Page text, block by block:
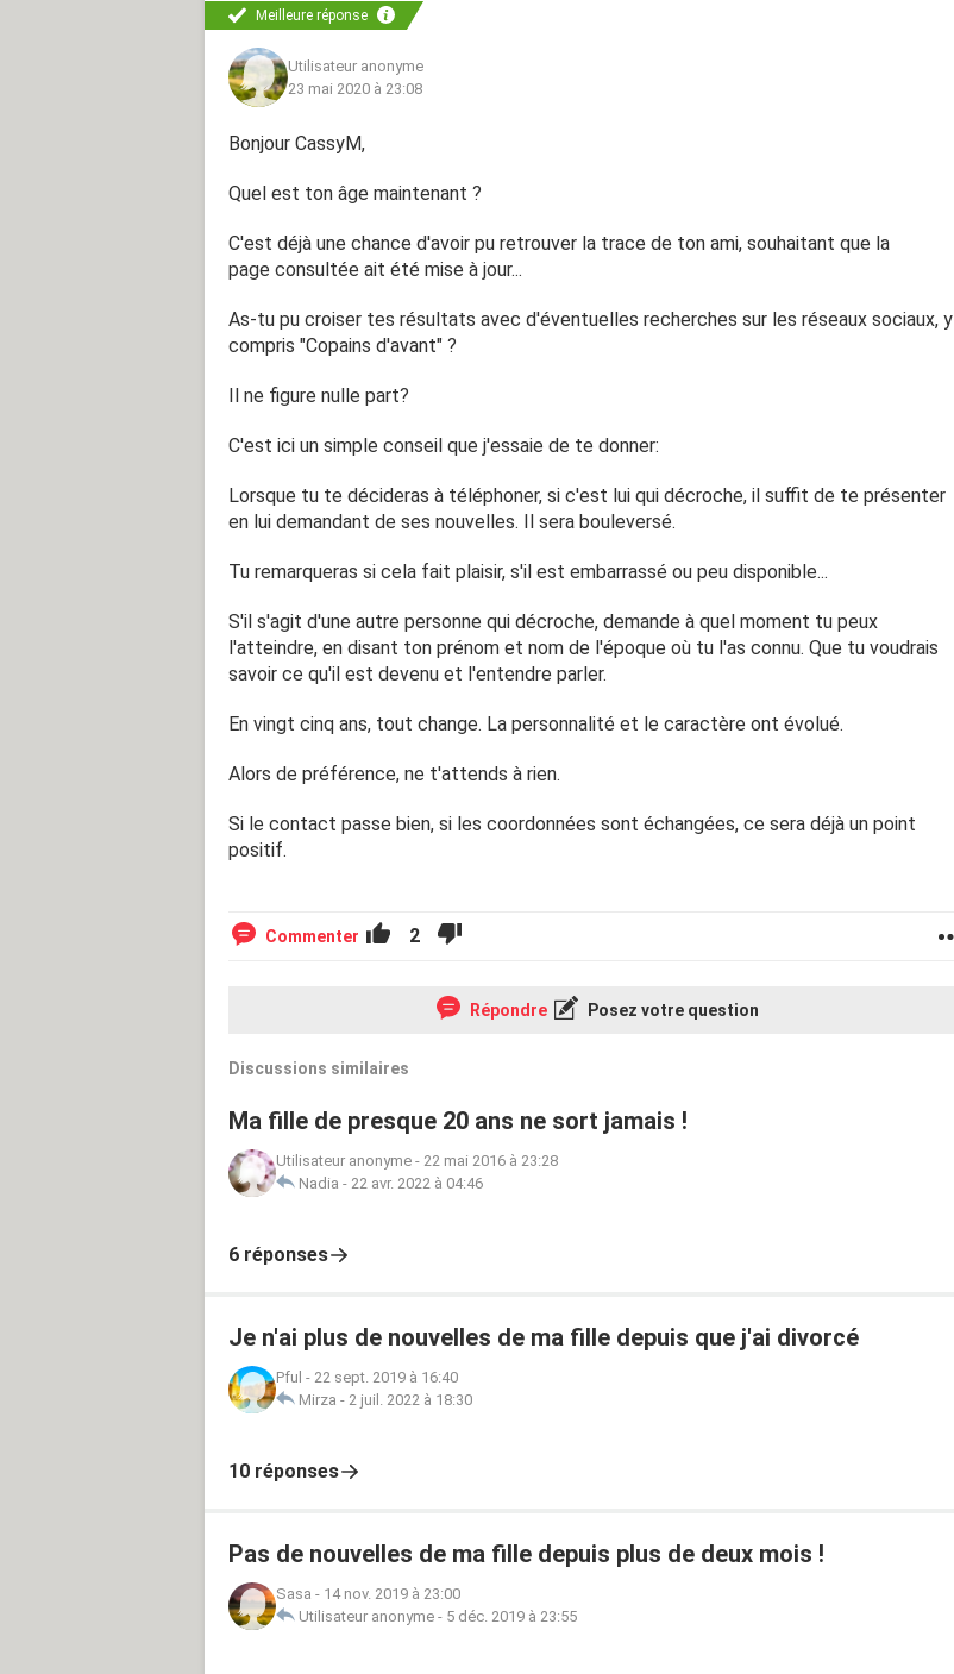
Meilleure réponse
Utilisateur anonyme
23 mai 2020 à 23:08
Bonjour CassyM,
Quel est ton âge maintenant ?
C'est déjà une chance d'avoir pu retrouver la trace de ton ami, souhaitant que la
page consultée ait été mise à jour...
As-tu pu croiser tes résultats avec d'éventuelles recherches sur les réseaux sociaux, y
compris "Copains d'avant" ?
Il ne figure nulle part?
C'est ici un simple conseil que j'essaie de te donner:
Lorsque tu te décideras à téléphoner, si c'est lui qui décroche, il suffit de te présenter
en lui demandant de ses nouvelles. Il sera bouleversé.
Tu remarqueras si cela fait plaisir, s'il est embarrassé ou peu disponible...
S'il s'agit d'une autre personne qui décroche, demande à quel moment tu peux
l'atteindre, en disant ton prénom et nom de l'époque où tu l'as connu. Que tu voudrais
savoir ce qu'il est devenu et l'entendre parler.
En vingt cinq ans, tout change. La personnalité et le caractère ont évolué.
Alors de préférence, ne t'attends à rien.
Si le contact passe bien, si les coordonnées sont échangées, ce sera déjà un point
positif.
Commenter 2
Répondre Posez votre question
Discussions similaires
Ma fille de presque 20 ans ne sort jamais !
Utilisateur anonyme - 22 mai 2016 à 23:28
Nadia - 22 avr. 2022 à 04:46
6 réponses
Je n'ai plus de nouvelles de ma fille depuis que j'ai divorcé
Pful - 22 sept. 2019 à 16:40
Mirza - 2 juil. 2022 à 18:30
10 réponses
Pas de nouvelles de ma fille depuis plus de deux mois !
Sasa - 14 nov. 2019 à 23:00
Utilisateur anonyme - 5 déc. 2019 à 23:55